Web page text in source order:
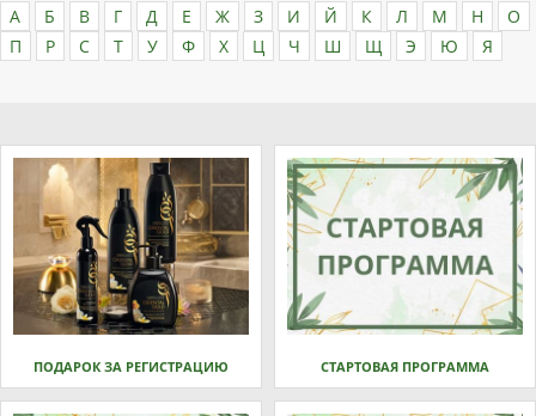
А
Б В Г Д Е Ж З И Й К Л М Н
О
П
Р С Т У Ф Х Ц Ч Ш Щ Э Ю Я
ПОДАРОК ЗА РЕГИСТРАЦИЮ СТАРТОВАЯ ПРОГРАММА